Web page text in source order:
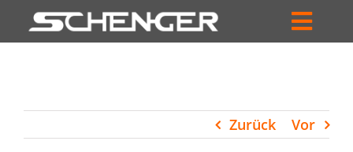
Inhalt
HÄNDLERSUCHE
Zurück Vor